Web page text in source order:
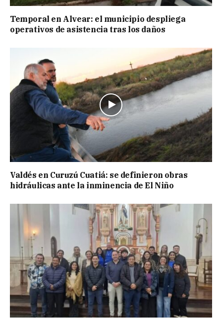
Temporal en Alvear: el municipio despliega
operativos de asistencia tras los daños
Valdés en Curuzú Cuatiá: se definieron obras
hidráulicas ante la inminencia de El Niño